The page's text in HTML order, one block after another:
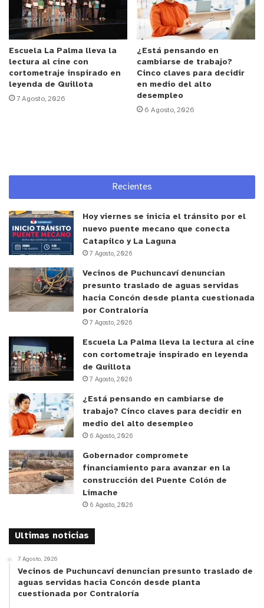
Valentina Calderón, tallerista y Alumni del ILCL,
sostuvo que fue un honor el generar un espacio en
donde se formaron mediadores provenientes de
distintos rubros. “Esta instancia abrió un diálogo
enriquecedor desde distintas perspectivas y
experiencias lectoras”, agregó.
Por su parte, Annarella Rosati, una de las
participantes del proyecto, destacó la posibilidad
de conocer otras perspectivas sobre cómo acercar
la narrativa gráfica a los estudiantes como
como investigadora de la novela gráfica, sino
también como futura profesora”, concluyó.
Escuela La Palma lleva la
lectura al cine con
cortometraje inspirado en
leyenda de Quillota
7 Agosto, 2026
¿Está pensando en
cambiarse de trabajo?
Cinco claves para decidir
en medio del alto
desempleo
6 Agosto, 2026
Recientes
Hoy viernes se inicia el tránsito por el
nuevo puente mecano que conecta
Catapilco y La Laguna
7 Agosto, 2026
Vecinos de Puchuncaví denuncian
presunto traslado de aguas servidas
hacia Concón desde planta cuestionada
por Contraloría
7 Agosto, 2026
Escuela La Palma lleva la lectura al cine
con cortometraje inspirado en leyenda
de Quillota
7 Agosto, 2026
¿Está pensando en cambiarse de
trabajo? Cinco claves para decidir en
medio del alto desempleo
6 Agosto, 2026
Gobernador compromete
financiamiento para avanzar en la
construcción del Puente Colón de
Limache
6 Agosto, 2026
Ultimas noticias
7 Agosto, 2026
Vecinos de Puchuncaví denuncian presunto traslado de
aguas servidas hacia Concón desde planta
cuestionada por Contraloría